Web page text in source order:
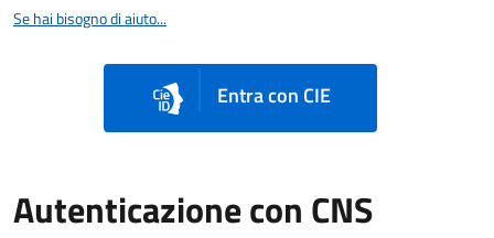
Se hai bisogno di aiuto...
Entra con CIE
Autenticazione con CNS